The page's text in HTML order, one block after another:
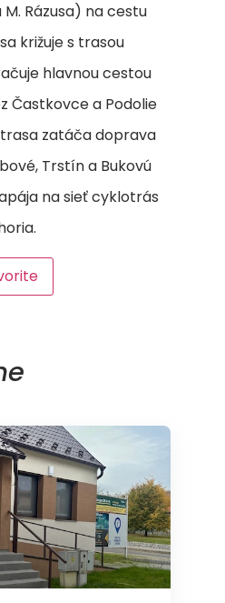
Rázusa) na cestu
križuje s trasou
hlavnou cestou
Častkovce a Podolie
zatáča doprava
Trstín a Bukovú
na sieť cyklotrás